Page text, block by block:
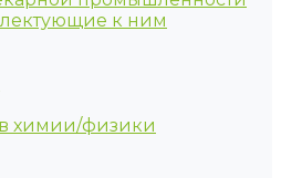
к ним
химии/физики